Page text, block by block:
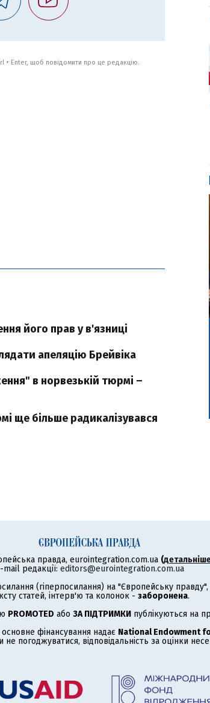
+ Enter, щоб повідомити про це редакцію.
його прав у в'язниці
апеляцію Брейвіка
в норвезькій тюрмі –
ще більше радикалізувався
правда, eurointegration.com.ua (
mail редакції: editors@eurointegration.com.ua
(гіперпосилання) на "Європейську
статей, інтерв'ю та колонок - заборонена.
PROMOTED або ЗА ПІДТРИМКИ публікуються на
фінансування надає National Endowment
не погоджуватися, відповідальність за оцінки